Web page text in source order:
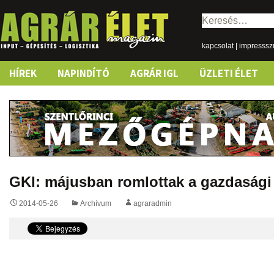
Keresés:
kapcsolat|
Skip
content
HÍREK NAPINDÍTÓ AGRÁR IGL ÜZLETI ÉLET
GKI: májusban romlottak a
2014-05-26 Archívum agraradmin